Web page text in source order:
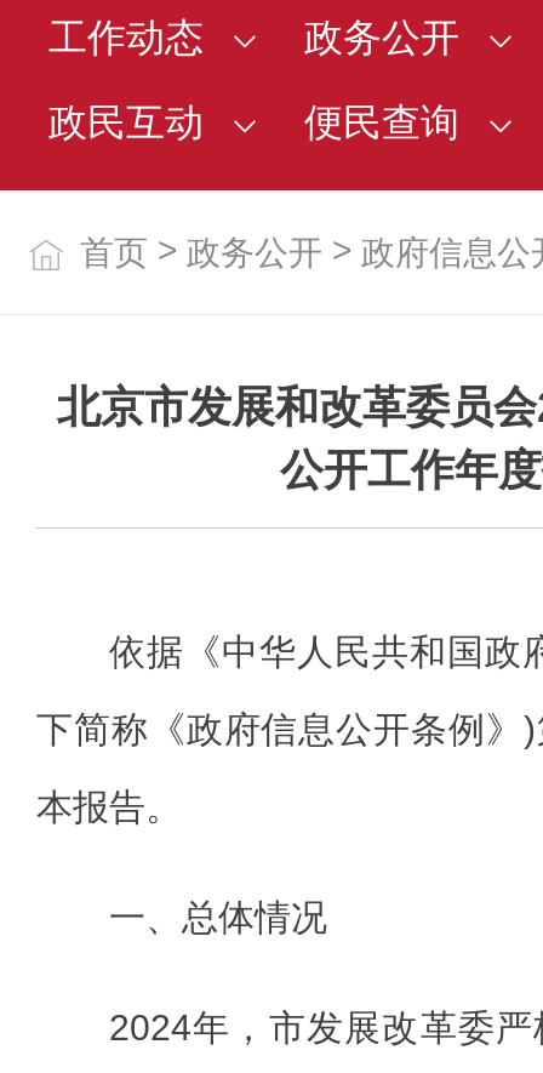
工作动态
政务公开
政民互动
便民查询
首页 > 政务公开 > 政府信息公
北京市发展和改革委员
公开工作年
依据《中华人民共和国政
下简称《政府信息公开条例》
本报告。
一、总体情况
2024年，市发展改革委